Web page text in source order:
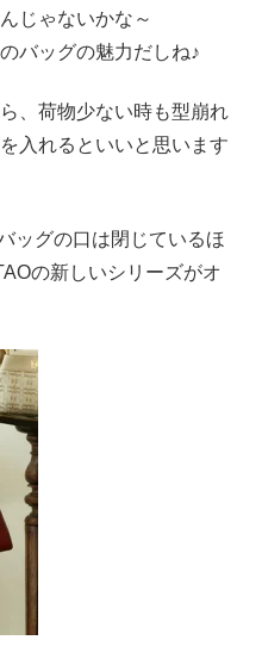
じゃないかな～
バッグの魅力だしね♪
、荷物少ない時も型崩れ
入れるといいと思います
ッグの口は閉じているほ
の新しいシリーズがオ